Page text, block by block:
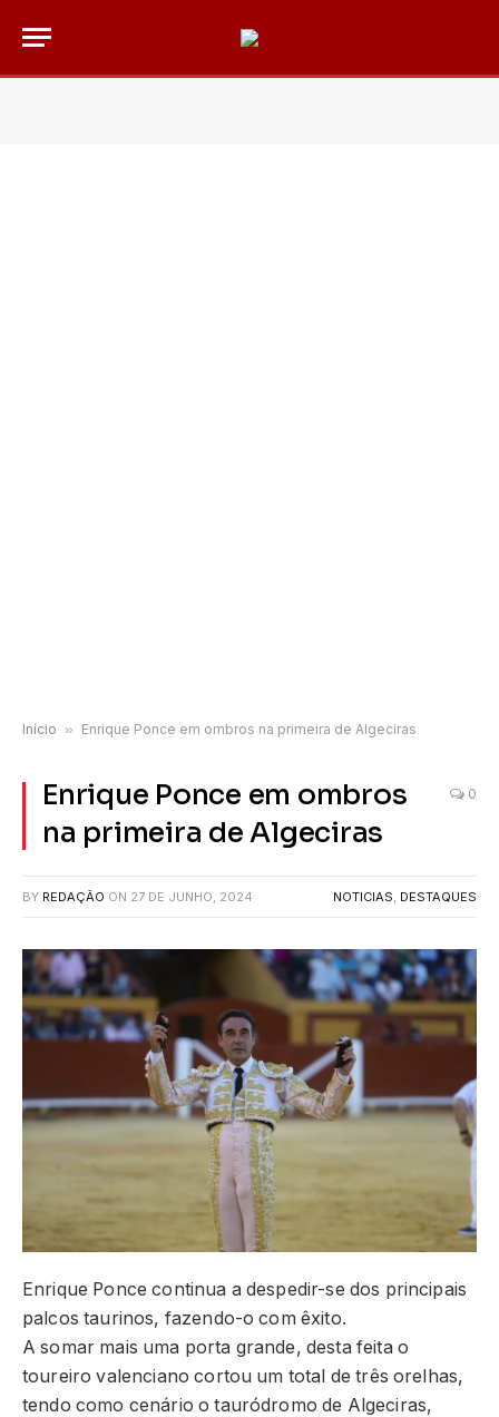
Início » Enrique Ponce em ombros na primeira de Algeciras
Enrique Ponce em ombros
na primeira de Algeciras
0
BY REDAÇÃO ON 27 DE JUNHO, 2024 NOTICIAS, DESTAQUES
Enrique Ponce continua a despedir-se dos principais
palcos taurinos, fazendo-o com êxito.
A somar mais uma porta grande, desta feita o
toureiro valenciano cortou um total de três orelhas,
tendo como cenário o tauródromo de Algeciras,